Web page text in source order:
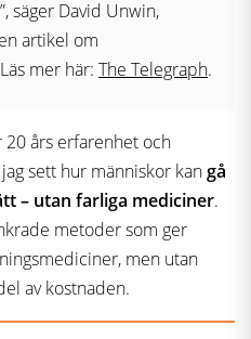
säger David Unwin,
artikel om
mer här: The Telegraph.
20 års erfarenhet och
sett hur människor kangå
– utan farliga mediciner.
metoder som ger
men utan
av kostnaden.